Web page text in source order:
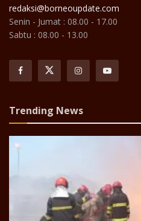
redaksi@borneoupdate.com
Senin - Jumat : 08.00 - 17.00
Sabtu : 08.00 - 13.00
Trending News